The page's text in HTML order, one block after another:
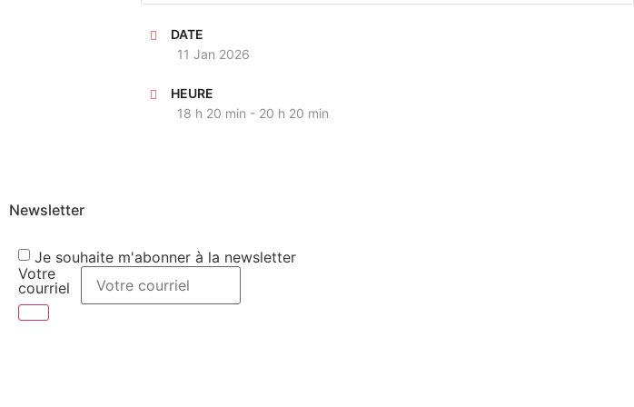
DATE
11 Jan 2026
HEURE
18 h 20 min - 20 h 20 min
Newsletter
Je souhaite m'abonner à la newsletter
Votre
courriel